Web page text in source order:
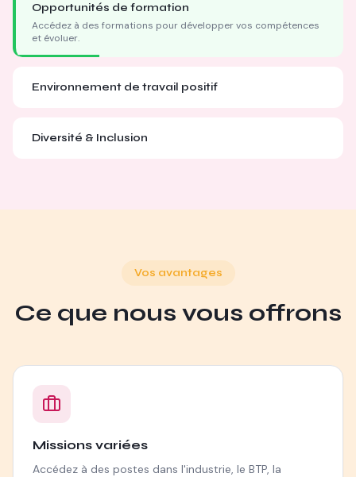
Opportunités de formation
Accédez à des formations pour développer vos compétences
et évoluer.
Environnement de travail positif
Diversité & Inclusion
Vos avantages
Ce que nous vous offrons
Missions variées
Accédez à des postes dans l'industrie, le BTP, la